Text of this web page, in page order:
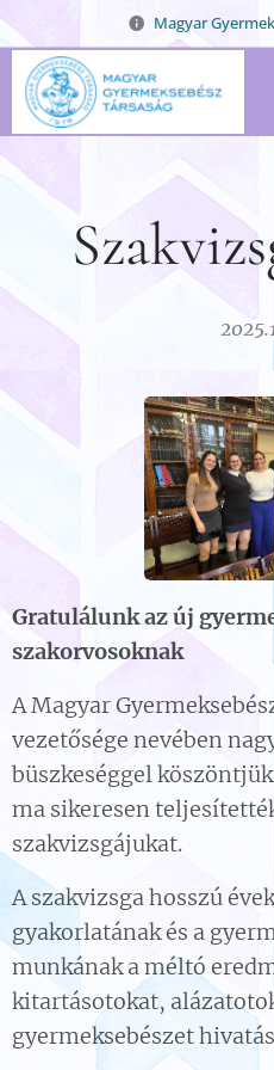
Magyar
Gratulálunk az új
szakorvosoknak
A Magyar
vezetősége nevében
büszkeséggel
ma sikeresen
szakvizsgájukat.
A szakvizsga hosszú
gyakorlatának és a
munkának a méltó
kitartásotokat,
gyermeksebészet